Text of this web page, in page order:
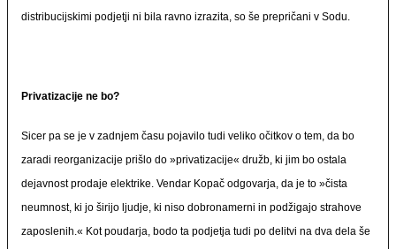
distribucijskimi podjetji ni bila ravno izrazita, so še prepričani v Sodu.
Privatizacije ne bo?
Sicer pa se je v zadnjem času pojavilo tudi veliko očitkov o tem, da bo
zaradi reorganizacije prišlo do »privatizacije« družb, ki jim bo ostala
dejavnost prodaje elektrike. Vendar Kopač odgovarja, da je to »čista
neumnost, ki jo širijo ljudje, ki niso dobronamerni in podžigajo strahove
zaposlenih.« Kot poudarja, bodo ta podjetja tudi po delitvi na dva dela še